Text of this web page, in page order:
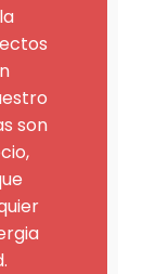
son